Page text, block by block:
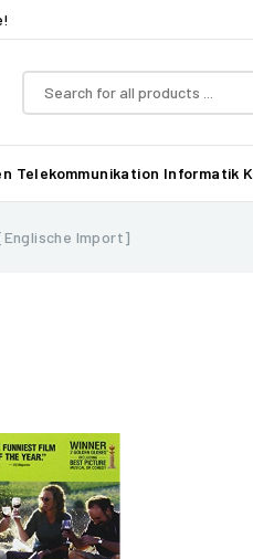
Telekommunikation Informatik
Import]